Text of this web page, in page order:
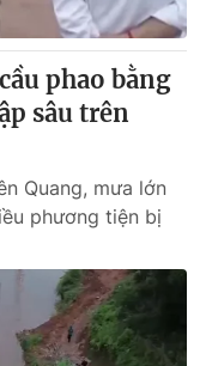
phao bằng
sâu trên
Quang, mưa lớn
phương tiện bị